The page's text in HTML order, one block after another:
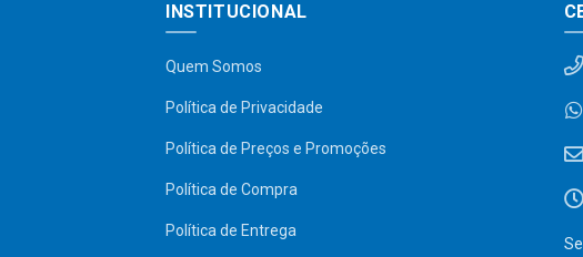
INSTITUCIONAL
Quem Somos
Política de Privacidade
Política de Preços e Promoções
Política de Compra
Política de Entrega